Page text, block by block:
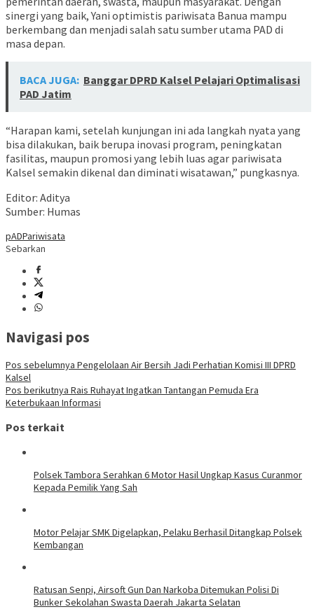
sinergi yang baik, Yani optimistis pariwisata Banua mampu
berkembang dan menjadi salah satu sumber utama PAD di
masa depan.
BACA JUGA: Banggar DPRD Kalsel Pelajari Optimalisasi
PAD Jatim
“Harapan kami, setelah kunjungan ini ada langkah nyata yang
bisa dilakukan, baik berupa inovasi program, peningkatan
fasilitas, maupun promosi yang lebih luas agar pariwisata
Kalsel semakin dikenal dan diminati wisatawan,” pungkasnya.
Editor: Aditya
Sumber: Humas
pADPariwisata
Sebarkan
Navigasi pos
Pos sebelumnya Pengelolaan Air Bersih Jadi Perhatian Komisi III DPRD
Kalsel
Pos berikutnya Rais Ruhayat Ingatkan Tantangan Pemuda Era
Keterbukaan Informasi
Pos terkait
Polsek Tambora Serahkan 6 Motor Hasil Ungkap Kasus Curanmor
Kepada Pemilik Yang Sah
Motor Pelajar SMK Digelapkan, Pelaku Berhasil Ditangkap Polsek
Kembangan
Ratusan Senpi, Airsoft Gun Dan Narkoba Ditemukan Polisi Di
Bunker Sekolahan Swasta Daerah Jakarta Selatan